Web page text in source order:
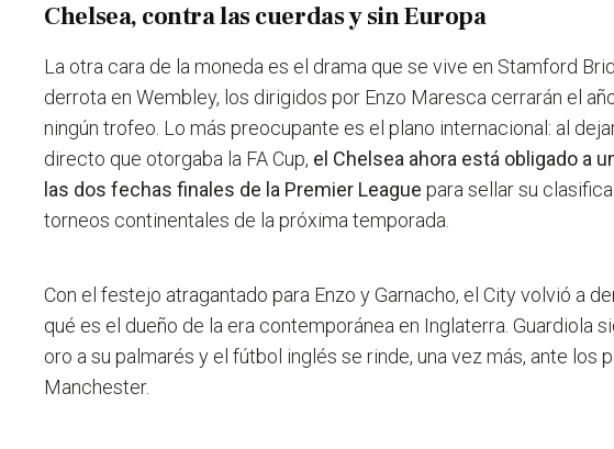
Chelsea, contra las cuerdas y sin Europa
La otra cara de la moneda es el drama que se vive en Stamford
derrota en Wembley, los dirigidos por Enzo Maresca cerrarán el
ningún trofeo. Lo más preocupante es el plano internacional: al
directo que otorgaba la FA Cup, el Chelsea ahora está obligado a
las dos fechas finales de la Premier League para sellar su
torneos continentales de la próxima temporada.
Con el festejo atragantado para Enzo y Garnacho, el City volvió a
qué es el dueño de la era contemporánea en Inglaterra. Guardiola
oro a su palmarés y el fútbol inglés se rinde, una vez más, ante los
Manchester.